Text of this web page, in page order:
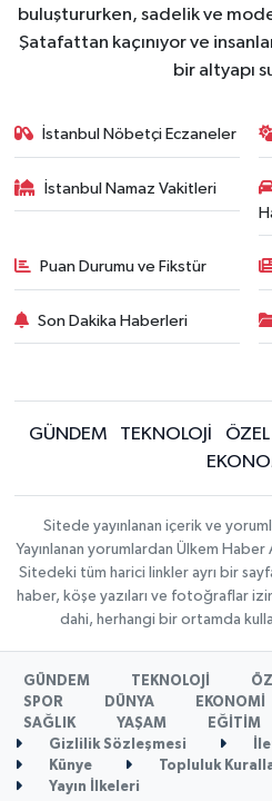
buluştururken, sadelik ve
Şatafattan kaçınıyor ve
bir altyapı
İstanbul Nöbetçi Eczaneler
İstanbul Namaz Vakitleri
Puan Durumu ve Fikstür
Son Dakika Haberleri
GÜNDEM TEKNOLOJİ
Sitede yayınlanan içerik ve
Yayınlanan yorumlardan Ülkem Haber
Sitedeki tüm harici linkler ayrı bir
haber, köşe yazıları ve fotoğraflar
dahi, herhangi bir ortamda
GÜNDEM TEKNOLOJİ
SPOR
DÜNYA EKONOMİ
SAĞLIK
YAŞAM
EĞİTİM
Gizlilik Sözleşmesi
Künye
Topluluk
Yayın İlkeleri